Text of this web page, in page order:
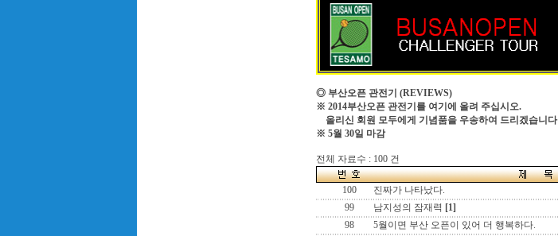
◎ 부산오픈 관전기 (REVIEWS)
※ 2014부산오픈 관전기를 여기에 올려 주십시오.
올리신 회원 모두에게 기념품을 우송하여 드리겠습니다
※ 5월 30일 마감
전체 자료수 : 100 건
100 진짜가 나타났다.
99
남지성의 잠재력 [1]
98
5월이면 부산 오픈이 있어 더 행복하다.